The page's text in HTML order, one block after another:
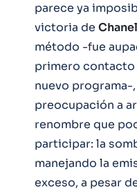
parece ya
victoria de Chanel
método -fue
primero
nuevo programa-
preocupación a
renombre que
participar: la
manejando la
exceso, a pesar